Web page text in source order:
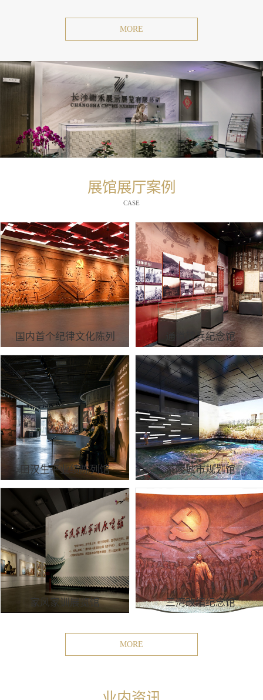
MORE
展馆展厅案例
CASE
国内首个纪律文化陈列 通道转兵纪念馆
田汉生平业绩陈列馆 茶陵城市规划馆
家风家训展览馆 三湾改编纪念馆
MORE